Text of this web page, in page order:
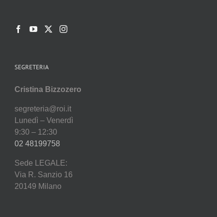
SEGRETERIA
Cristina Bizzozero
segreteria@roi.it
Lunedì – Venerdì
9:30 – 12:30
02 48199758
Sede LEGALE:
Via R. Sanzio 16
20149 Milano